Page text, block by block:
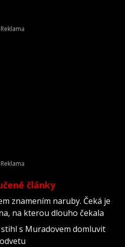
články
znamením naruby. Čeká je
na kterou dlouho čekala
s Muradovem domluvit
odvetu